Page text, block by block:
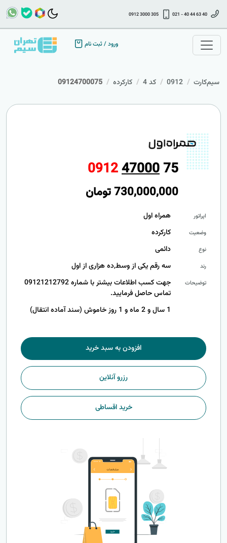
021 - 40 44 63 40
0912 3000 305
ورود/ثبت نام
سیم‌کارت 0912 کد 4 کارکرده 09124700075
09124700075
730,000,000تومان
اپراتور همراه اول
وضعیت کارکرده
نوع دائمی
رند سه رقم یکی از وسط,ده هزاری از اول
توضیحات
جهت کسب اطلاعات بیشتر با شماره 09121212792
تماس حاصل فرمایید.
1 سال و 2 ماه و 1 روز خاموش (سند آماده انتقال)
افزودن به سبد خرید
رزرو آنلاین
خرید اقساطی